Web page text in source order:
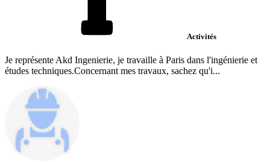
Activités
Je représente Akd Ingenierie, je travaille à Paris dans l'ingénierie et
études techniques.Concernant mes travaux, sachez qu'i...